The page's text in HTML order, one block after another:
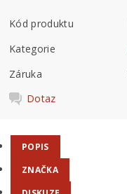
Kód produktu
Kategorie
Záruka
Dotaz
POPIS
ZNAČKA